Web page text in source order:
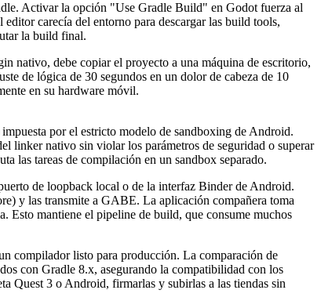
Activar la opción "Use Gradle Build" en Godot fuerza al
carecía del entorno para descargar las build tools,
la build final.
nativo, debe copiar el proyecto a una máquina de escritorio,
de lógica de 30 segundos en un dolor de cabeza de 10
en su hardware móvil.
por el estricto modelo de sandboxing de Android.
linker nativo sin violar los parámetros de seguridad o superar
las tareas de compilación en un sandbox separado.
de loopback local o de la interfaz Binder de Android.
y las transmite a GABE. La aplicación compañera toma
Esto mantiene el pipeline de build, que consume muchos
compilador listo para producción. La comparación de
con Gradle 8.x, asegurando la compatibilidad con los
Quest 3 o Android, firmarlas y subirlas a las tiendas sin